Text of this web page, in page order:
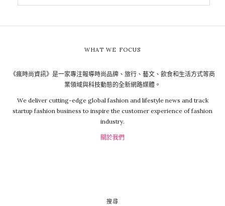
WHAT WE FOCUS
《瘋時尚資訊》是一家專注報導時尚品牌、旅行、藝文、飲食和生活方式等商
業領域與科技動態的全新網路媒體。
We deliver cutting-edge global fashion and lifestyle news and track
startup fashion business to inspire the customer experience of fashion
industry.
關於我們
搜尋